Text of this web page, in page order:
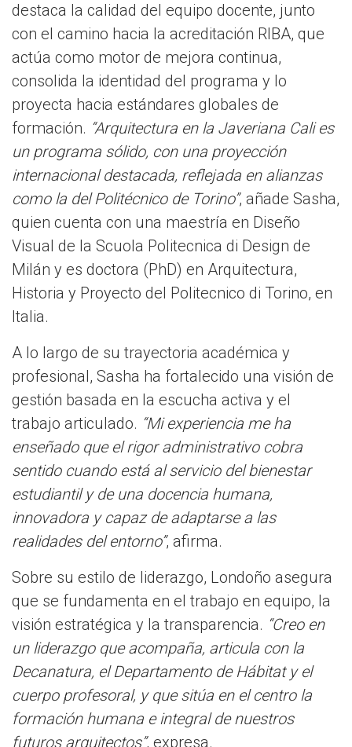
destaca la calidad del equipo docente, junto
con el camino hacia la acreditación RIBA, que
actúa como motor de mejora continua,
consolida la identidad del programa y lo
proyecta hacia estándares globales de
formación. “Arquitectura en la Javeriana Cali es
un programa sólido, con una proyección
internacional destacada, reflejada en alianzas
como la del Politécnico de Torino”, añade Sasha,
quien cuenta con una maestría en Diseño
Visual de la Scuola Politecnica di Design de
Milán y es doctora (PhD) en Arquitectura,
Historia y Proyecto del Politecnico di Torino, en
Italia.
A lo largo de su trayectoria académica y
profesional, Sasha ha fortalecido una visión de
gestión basada en la escucha activa y el
trabajo articulado. “Mi experiencia me ha
enseñado que el rigor administrativo cobra
sentido cuando está al servicio del bienestar
estudiantil y de una docencia humana,
innovadora y capaz de adaptarse a las
realidades del entorno”, afirma.
Sobre su estilo de liderazgo, Londoño asegura
que se fundamenta en el trabajo en equipo, la
visión estratégica y la transparencia. “Creo en
un liderazgo que acompaña, articula con la
Decanatura, el Departamento de Hábitat y el
cuerpo profesoral, y que sitúa en el centro la
formación humana e integral de nuestros
futuros arquitectos”, expresa.